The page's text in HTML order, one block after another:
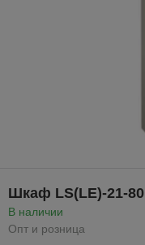
Шкаф LS(LE)-21-80
В наличии
Опт и розница